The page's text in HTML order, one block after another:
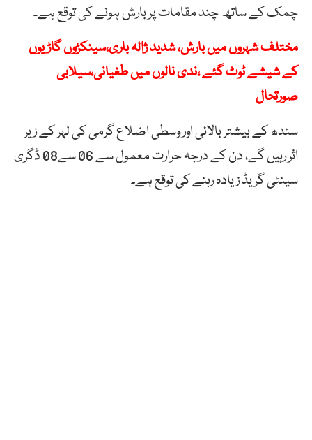
چمک کے ساتھ چند مقامات پر بارش ہونے کی توقع ہے۔
مختلف شہروں میں بارش، شدید ژالہ باری،سینکڑوں گاڑیوں
کے شیشے ٹوٹ گئے ،ندی نالوں میں طغیانی،سیلابی
صورتحال
سندھ کے بیشتر بالائی اور وسطی اضلاع گرمی کی لہر کے زیر
اثر رہیں گے، دن کے درجہ حرارت معمول سے 06 سے08 ڈگری
سینٹی گریڈ زیادہ رہنے کی توقع ہے۔